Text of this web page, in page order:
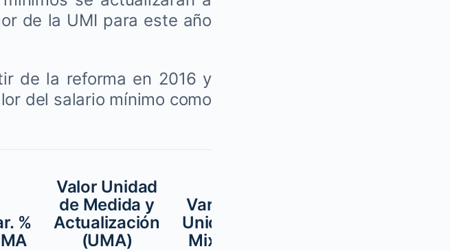
de la UMI para este año
de la reforma en 2016 y
del salario mínimo como
%
Valor Unidad
de Medida y
Actualización
(UMA)
Var. %
Unidad
Mixta